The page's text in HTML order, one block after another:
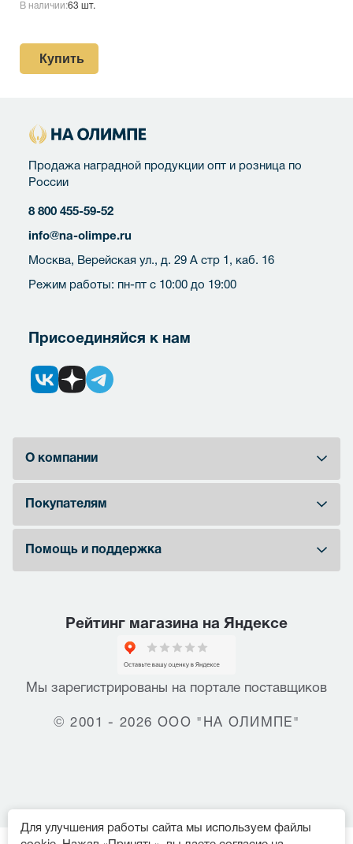
В наличии:63 шт.
Купить
Продажа наградной продукции опт и розница по
России
8 800 455-59-52
info@na-olimpe.ru
Москва, Верейская ул., д. 29 А стр 1, каб. 16
Режим работы: пн-пт с 10:00 до 19:00
Присоединяйся к нам
О компании
Покупателям
Помощь и поддержка
Рейтинг магазина на Яндексе
Мы зарегистрированы на портале поставщиков
© 2001 - 2026 ООО "НА ОЛИМПЕ"
Для улучшения работы сайта мы используем файлы